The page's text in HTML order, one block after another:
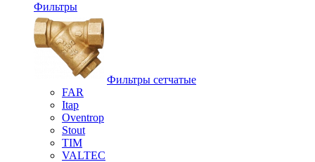
Фильтры
Фильтры сетчатые
FAR
Itap
Oventrop
Stout
TIM
VALTEC